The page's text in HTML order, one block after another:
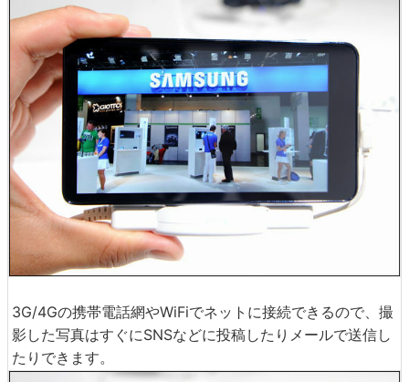
3G/4Gの携帯電話網やWiFiでネットに接続できるので、撮
影した写真はすぐにSNSなどに投稿したりメールで送信し
たりできます。